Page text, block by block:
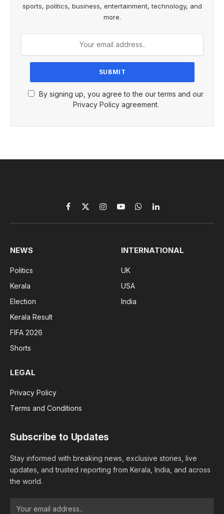
sports, politics, business, entertainment, technology, and
more.
By signing up, you agree to the our terms and our
Privacy Policy agreement.
Facebook
X
(Twitter)
InstagramYouTubeWhatsAppLinkedIn
NEWS
Politics
Kerala
Election
Kerala Result
FIFA 2026
Shorts
INTERNATIONAL
UK
USA
India
LEGAL
Privacy Policy
Terms and Conditions
Subscribe to Updates
Stay informed with breaking news, exclusive stories, live
updates, and trusted reporting from Kerala, India, and across
the world.